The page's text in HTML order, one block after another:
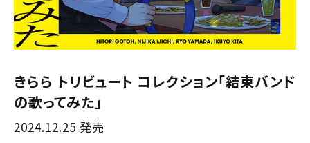
きらら トリビュート コレクション「結束バンド
の歌ってみた」
2024.12.25 発売